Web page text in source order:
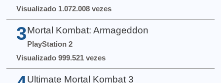
Visualizado 1.072.008 vezes
3 Mortal Kombat: Armageddon
PlayStation 2
Visualizado 999.521 vezes
Ultimate Mortal Kombat 3